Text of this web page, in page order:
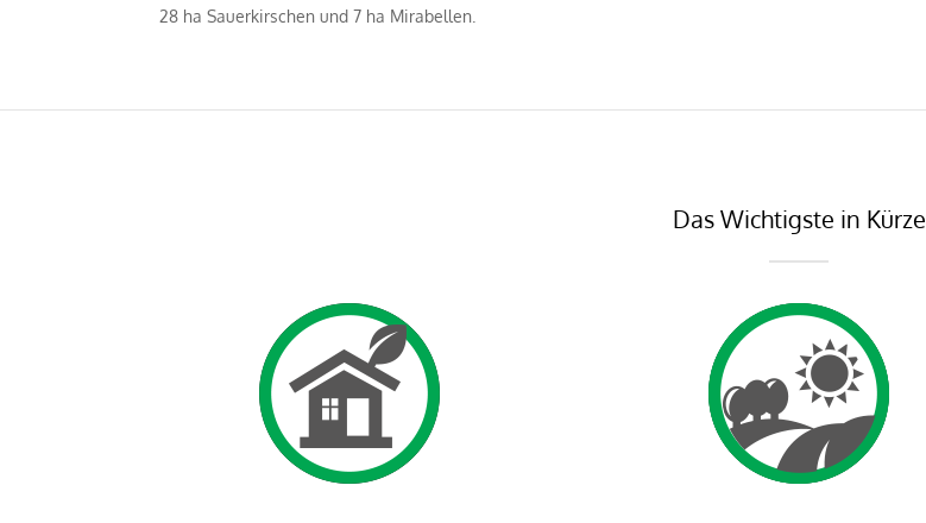
28 ha Sauerkirschen und 7 ha Mirabellen.
Das Wichtigste in Kürze